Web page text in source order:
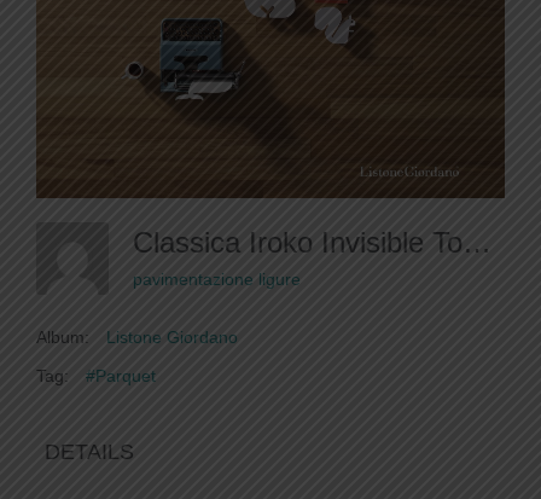
Classica Iroko Invisible Touch (2)
pavimentazione ligure
Album:
Listone Giordano
Tag:
#Parquet
DETAILS